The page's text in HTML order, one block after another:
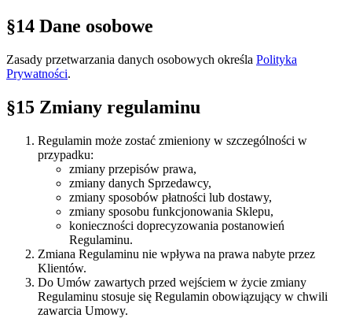
§14 Dane osobowe
Zasady przetwarzania danych osobowych określa Polityka
Prywatności.
§15 Zmiany regulaminu
Regulamin może zostać zmieniony w szczególności w
przypadku:
zmiany przepisów prawa,
zmiany danych Sprzedawcy,
zmiany sposobów płatności lub dostawy,
zmiany sposobu funkcjonowania Sklepu,
konieczności doprecyzowania postanowień
Regulaminu.
Zmiana Regulaminu nie wpływa na prawa nabyte przez
Klientów.
Do Umów zawartych przed wejściem w życie zmiany
Regulaminu stosuje się Regulamin obowiązujący w chwili
zawarcia Umowy.